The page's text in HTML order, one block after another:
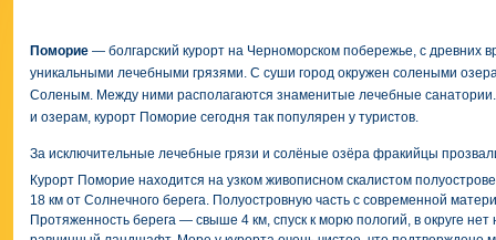
Поморие — болгарский курорт на Черноморском побережье, с древних
уникальными лечебными грязями. С суши город окружен солеными
Соленым. Между ними располагаются знаменитые лечебные
и озерам, курорт Поморие сегодня так популярен у туристов.
За исключительные лечебные грязи и солёные озёра фракийцы
Курорт Поморие находится на узком живописном скалистом
18 км от Солнечного берега. Полуостровную часть с современной
Протяженность берега — свыше 4 км, спуск к морю пологий, в округе